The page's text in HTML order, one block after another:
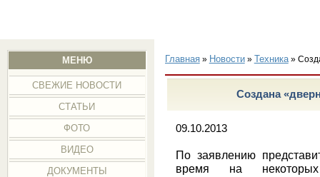
МЕНЮ
СВЕЖИЕ НОВОСТИ
СТАТЬИ
ФОТО
ВИДЕО
ДОКУМЕНТЫ
Главная» Новости» Техника»
Создана
09.10.2013
По заявлению
время на